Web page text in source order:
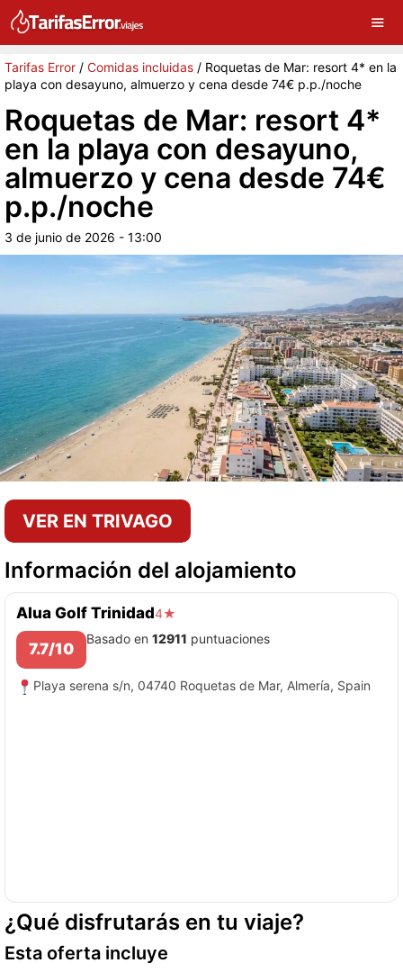
Tarifas Error / Comidas incluidas / Roquetas de Mar: resort 4* en la
playa con desayuno, almuerzo y cena desde 74€ p.p./noche
Roquetas de Mar: resort 4*
en la playa con desayuno,
almuerzo y cena desde 74€
p.p./noche
3 de junio de 2026 - 13:00
VER EN TRIVAGO
Información del alojamiento
Alua Golf Trinidad4★
7.7/10
Basado en 12911 puntuaciones
Playa serena s/n, 04740 Roquetas de Mar, Almería, Spain
¿Qué disfrutarás en tu viaje?
Esta oferta incluye
G Sigue a Tarifas Error en Google ×